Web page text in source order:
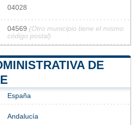
04028
04569 (Otro municipio tiene el mismo
código postal)
DE
España
Andalucía